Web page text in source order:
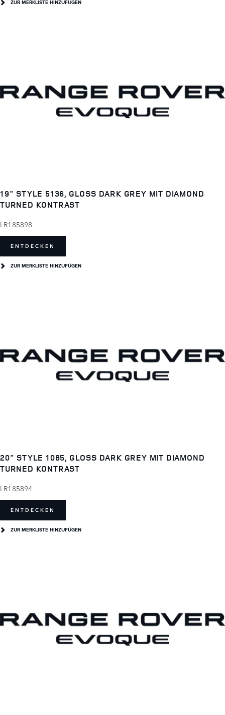
ZUR MERKLISTE HINZUFÜGEN
19" STYLE 5136, GLOSS DARK GREY MIT DIAMOND
TURNED KONTRAST
LR185898
ENTDECKEN
ZUR MERKLISTE HINZUFÜGEN
20" STYLE 1085, GLOSS DARK GREY MIT DIAMOND
TURNED KONTRAST
LR185894
ENTDECKEN
ZUR MERKLISTE HINZUFÜGEN